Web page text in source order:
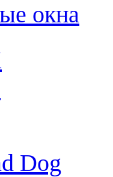
окна
Dog